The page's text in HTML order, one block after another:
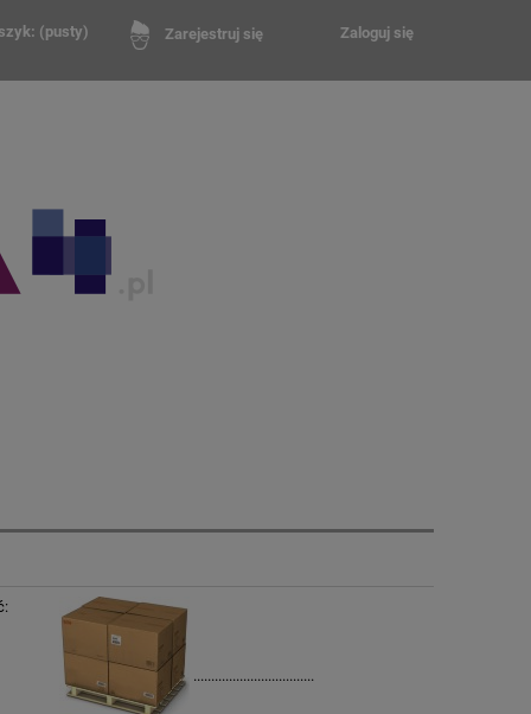
Zarejestruj się Zaloguj się
(pusty)
..................................